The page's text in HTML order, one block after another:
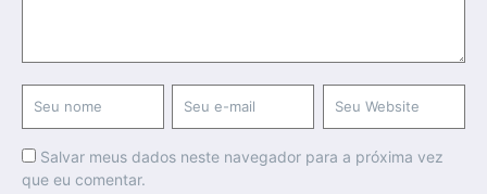
Salvar meus dados neste navegador para a próxima vez
que eu comentar.